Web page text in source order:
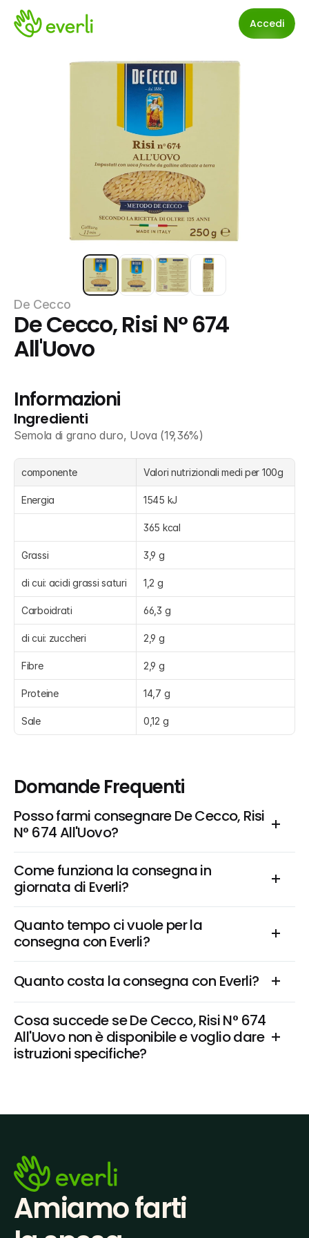
Accedi
De Cecco
De Cecco, Risi N° 674
All'Uovo
Informazioni
Ingredienti
Semola di grano duro, Uova (19,36%)
componente Valori nutrizionali medi per 100g
Energia 1545 kJ
365 kcal
Grassi 3,9 g
di cui: acidi grassi saturi 1,2 g
Carboidrati 66,3 g
di cui: zuccheri 2,9 g
Fibre 2,9 g
Proteine 14,7 g
Sale 0,12 g
Domande Frequenti
Posso farmi consegnare De Cecco, Risi
N° 674 All'Uovo?
Come funziona la consegna in
giornata di Everli?
Quanto tempo ci vuole per la
consegna con Everli?
Quanto costa la consegna con Everli?
Cosa succede se De Cecco, Risi N° 674
All'Uovo non è disponibile e voglio dare
istruzioni specifiche?
Amiamo farti